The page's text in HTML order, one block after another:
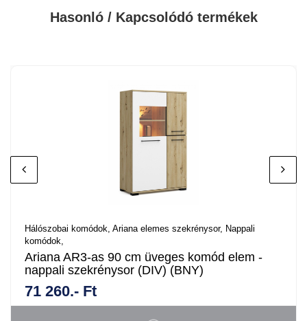
Hasonló / Kapcsolódó termékek
Hálószobai komódok, Ariana elemes szekrénysor, Nappali
komódok,
Ariana AR3-as 90 cm üveges komód elem -
nappali szekrénysor (DIV) (BNY)
71 260.- Ft